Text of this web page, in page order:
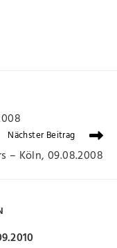
Nächster Beitrag
– Köln, 09.08.2008